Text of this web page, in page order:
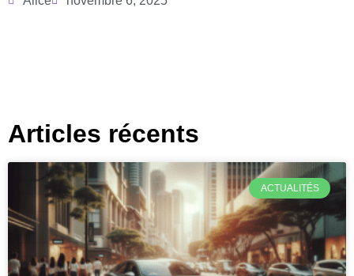
Articles récents
ACTUALITÉS